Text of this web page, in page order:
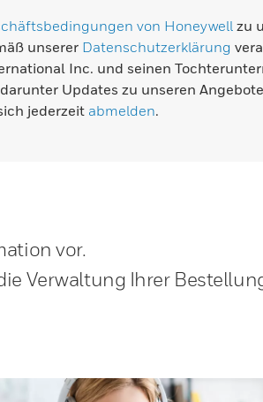
von Honeywell zu
unserer Datenschutzerklärung
Inc. und seinen
Updates zu unseren
jederzeit abmelden.
vor.
Verwaltung Ihrer